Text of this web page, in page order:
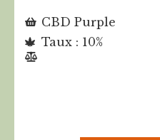
CBD Purple
Taux : 10%